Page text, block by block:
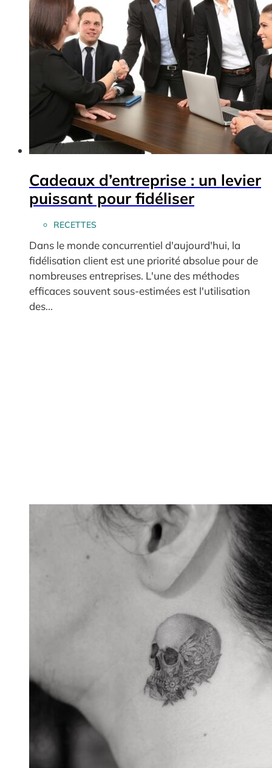
Cadeaux d’entreprise : un levier
puissant pour fidéliser
RECETTES
Dans le monde concurrentiel d'aujourd'hui, la
fidélisation client est une priorité absolue pour de
nombreuses entreprises. L'une des méthodes
efficaces souvent sous-estimées est l'utilisation
des...